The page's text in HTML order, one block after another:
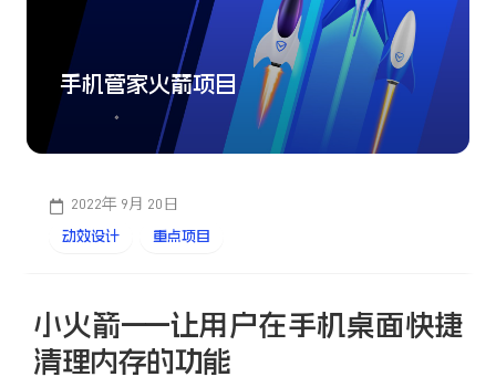
手机管家火箭项目
2022年 9月 20日
动效设计 重点项目
小火箭——让用户在手机桌面快捷
清理内存的功能